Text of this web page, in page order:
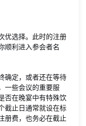
优选择。此时的注册
顺利进入参会者名
确定，或者还在等待
一些会议的重要服
否在晚宴中有特殊饮
截止日通常就设在标
册费，也务必在截止